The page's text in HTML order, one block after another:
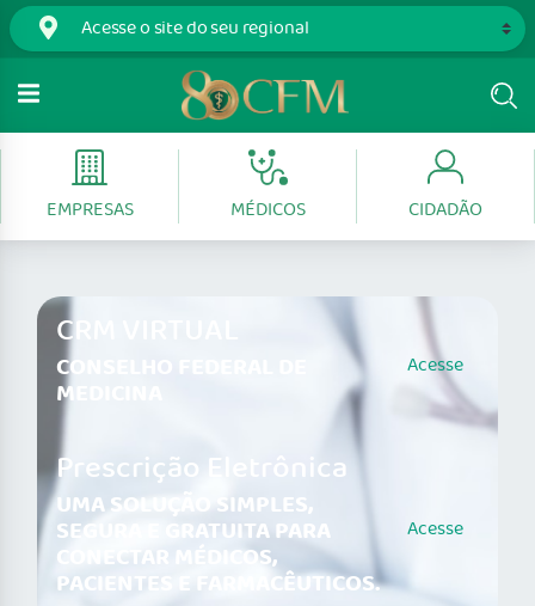
EMPRESAS MÉDICOS CIDADÃO
CRM VIRTUAL
CONSELHO FEDERAL DE
MEDICINA
Acesse
Prescrição Eletrônica
UMA SOLUÇÃO SIMPLES,
SEGURA E GRATUITA PARA
CONECTAR MÉDICOS,
PACIENTES E FARMACÊUTICOS.
Acesse